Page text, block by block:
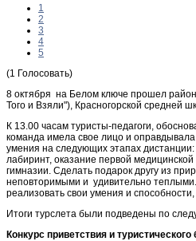
1
2
3
4
5
(1 Голосовать)
8 октября на Белом ключе прошел
Того и Взяли"), Красногорской средней
К 13.00 часам туристы-педагоги,
команда имела свое лицо и
умения на следующих этапах дистанции:
лабиринт, оказание первой
гимназии. Сделать подарок другу из
неповторимыми и удивительно
реализовать свои умения и
Итоги турслета были подведены по
Конкурс приветствия и туристического